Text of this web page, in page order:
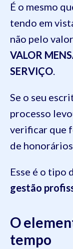
É o mesmo
tendo em
não pelo
VALOR
SERVIÇO.
Se o seu
processo
verificar que
de
Esse é o tipo
gestão
O
tempo